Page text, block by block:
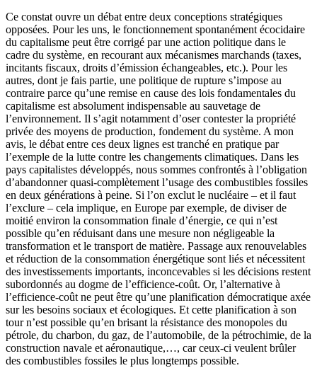
Ce constat ouvre un débat entre deux conceptions stratégiques
opposées. Pour les uns, le fonctionnement spontanément écocidaire
du capitalisme peut être corrigé par une action politique dans le
cadre du système, en recourant aux mécanismes marchands (taxes,
incitants fiscaux, droits d’émission échangeables, etc.). Pour les
autres, dont je fais partie, une politique de rupture s’impose au
contraire parce qu’une remise en cause des lois fondamentales du
capitalisme est absolument indispensable au sauvetage de
l’environnement. Il s’agit notamment d’oser contester la propriété
privée des moyens de production, fondement du système. A mon
avis, le débat entre ces deux lignes est tranché en pratique par
l’exemple de la lutte contre les changements climatiques. Dans les
pays capitalistes développés, nous sommes confrontés à l’obligation
d’abandonner quasi-complètement l’usage des combustibles fossiles
en deux générations à peine. Si l’on exclut le nucléaire – et il faut
l’exclure – cela implique, en Europe par exemple, de diviser de
moitié environ la consommation finale d’énergie, ce qui n’est
possible qu’en réduisant dans une mesure non négligeable la
transformation et le transport de matière. Passage aux renouvelables
et réduction de la consommation énergétique sont liés et nécessitent
des investissements importants, inconcevables si les décisions restent
subordonnés au dogme de l’efficience-coût. Or, l’alternative à
l’efficience-coût ne peut être qu’une planification démocratique axée
sur les besoins sociaux et écologiques. Et cette planification à son
tour n’est possible qu’en brisant la résistance des monopoles du
pétrole, du charbon, du gaz, de l’automobile, de la pétrochimie, de la
construction navale et aéronautique,…, car ceux-ci veulent brûler
des combustibles fossiles le plus longtemps possible.